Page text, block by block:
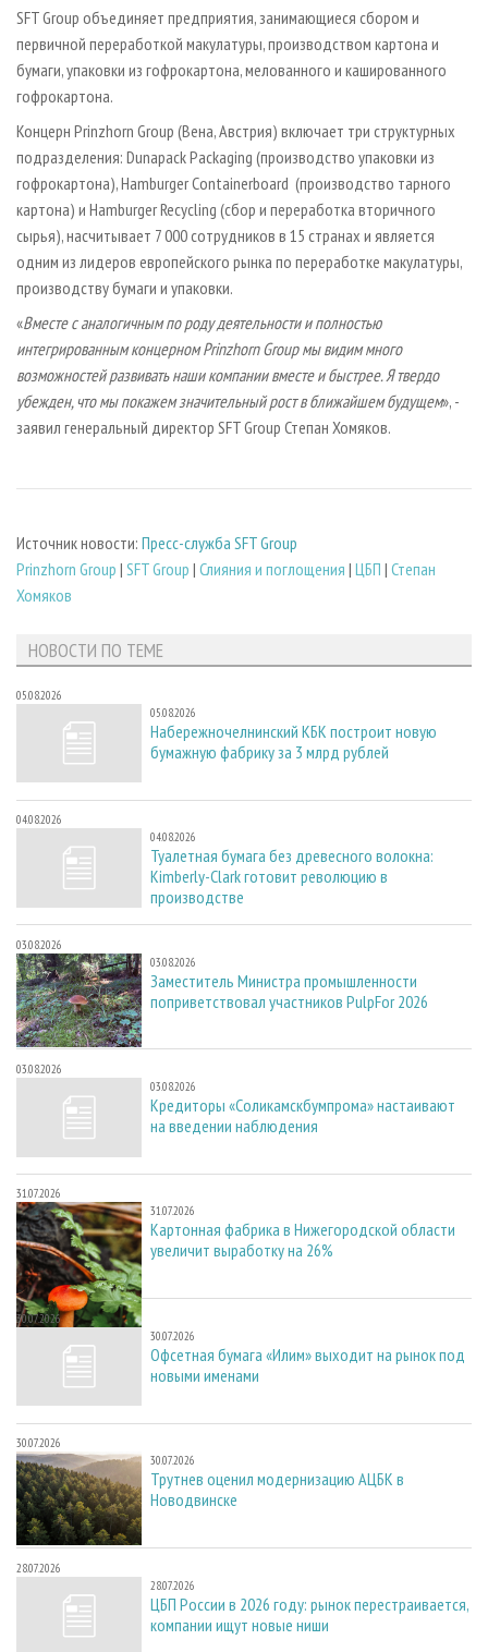
SFT Group объединяет предприятия, занимающиеся сбором и
первичной переработкой макулатуры, производством картона и
бумаги, упаковки из гофрокартона, мелованного и кашированного
гофрокартона.
Концерн Prinzhorn Group (Вена, Австрия) включает три структурных
подразделения: Dunapack Packaging (производство упаковки из
гофрокартона), Hamburger Containerboard (производство тарного
картона) и Hamburger Recycling (сбор и переработка вторичного
сырья), насчитывает 7 000 сотрудников в 15 странах и является
одним из лидеров европейского рынка по переработке макулатуры,
производству бумаги и упаковки.
«Вместе с аналогичным по роду деятельности и полностью
интегрированным концерном Prinzhorn Group мы видим много
возможностей развивать наши компании вместе и быстрее. Я твердо
убежден, что мы покажем значительный рост в ближайшем будущем», -
заявил генеральный директор SFT Group Степан Хомяков.
Источник новости: Пресс-служба SFT Group
Prinzhorn Group | SFT Group | Слияния и поглощения | ЦБП | Степан
Хомяков
НОВОСТИ ПО ТЕМЕ
05.08.2026
05.08.2026
Набережночелнинский КБК построит новую
бумажную фабрику за 3 млрд рублей
04.08.2026
04.08.2026
Туалетная бумага без древесного волокна:
Kimberly-Clark готовит революцию в
производстве
03.08.2026
03.08.2026
Заместитель Министра промышленности
поприветствовал участников PulpFor 2026
03.08.2026
03.08.2026
Кредиторы «Соликамскбумпрома» настаивают
на введении наблюдения
31.07.2026
31.07.2026
Картонная фабрика в Нижегородской области
увеличит выработку на 26%
30.07.2026
30.07.2026
Офсетная бумага «Илим» выходит на рынок под
новыми именами
30.07.2026
30.07.2026
Трутнев оценил модернизацию АЦБК в
Новодвинске
28.07.2026
28.07.2026
ЦБП России в 2026 году: рынок перестраивается,
компании ищут новые ниши